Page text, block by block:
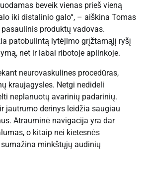
beveik vienas prieš vieną
iki distalinio galo“, – aiškina Tomas
pasaulinis produktų vadovas.
patobulintą lytėjimo grįžtamąjį ryšį
net ir labai ribotoje aplinkoje.
neurovaskulines procedūras,
kraujagysles. Netgi nedideli
neplanuotų avarinių padarinių.
jautrumo derinys leidžia saugiau
Atrauminė navigacija yra dar
o kitaip nei kietesnės
minkštųjų audinių